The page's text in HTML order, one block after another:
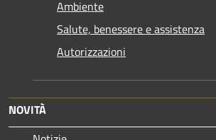
Ambiente
Salute, benessere e assistenza
Autorizzazioni
NOVITÀ